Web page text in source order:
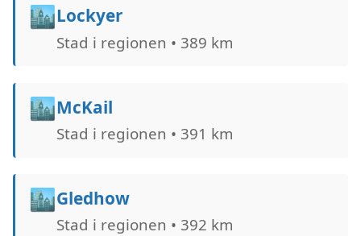
🏙️Lockyer
Stad i regionen • 389 km
🏙️McKail
Stad i regionen • 391 km
🏙️Gledhow
Stad i regionen • 392 km